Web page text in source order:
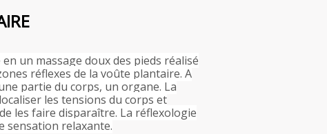
un massage doux des pieds réalisé
réflexes de la voûte plantaire. A
partie du corps, un organe. La
les tensions du corps et
les faire disparaître. La réflexologie
sensation relaxante.